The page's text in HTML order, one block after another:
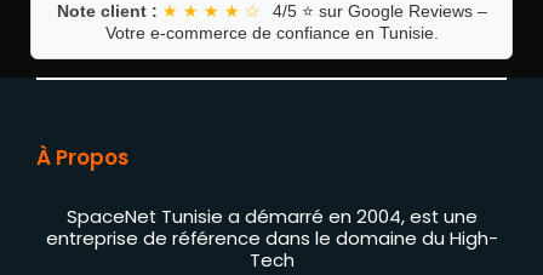
Note client : ★ ★ ★ ★ ☆
4/5 ⭐ sur Google Reviews –
Votre e-commerce de confiance en Tunisie.
À Propos
SpaceNet Tunisie a démarré en 2004, est une
entreprise de référence dans le domaine du High-
Tech